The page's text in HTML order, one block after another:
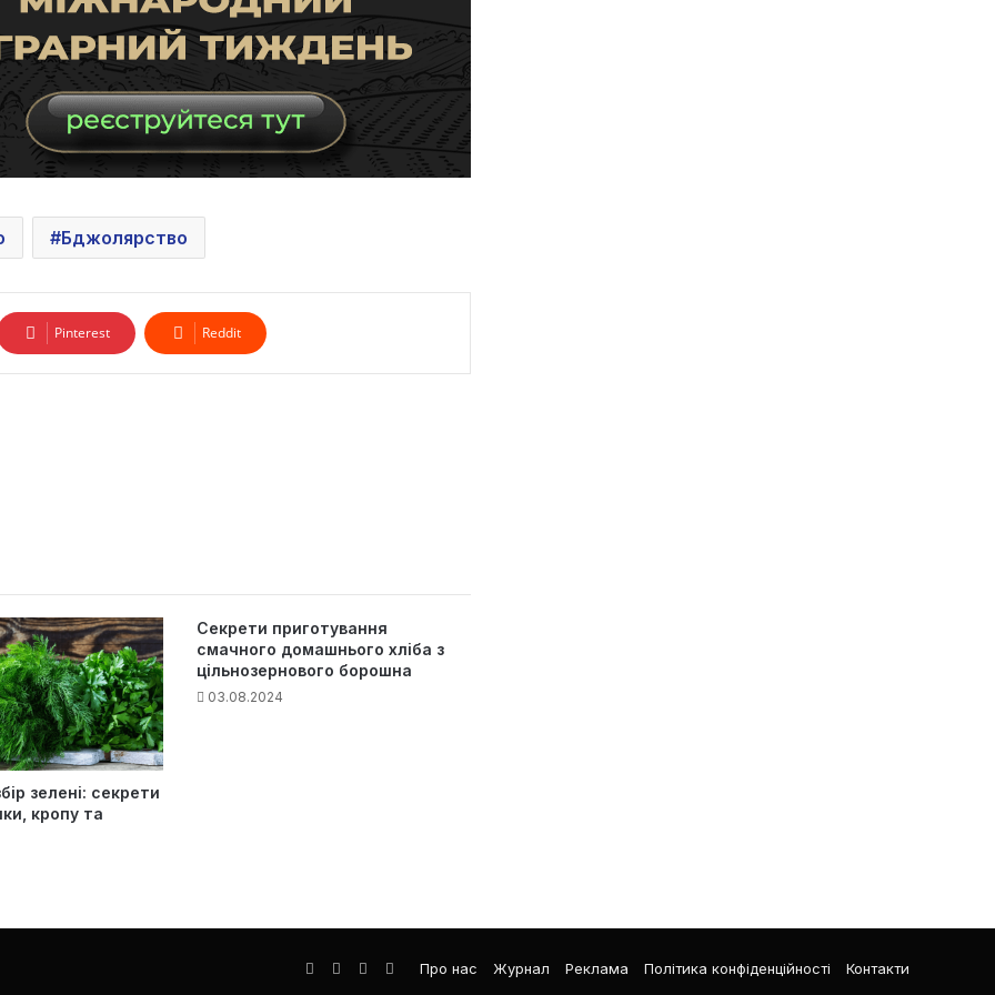
Бджолярство
Pinterest Reddit
зелені: секрети
кропу та
Секрети приготування
смачного домашнього хліба з
цільнозернового борошна
03.08.2024
Про нас Журнал Реклама Політика конфіденційності Контакти
Facebook
LinkedInYouTubeТелеграма